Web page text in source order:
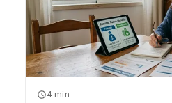
Sónia Sobral
4 min